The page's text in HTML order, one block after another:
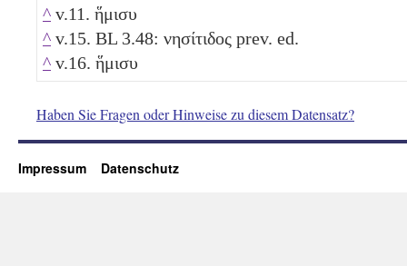
^ v.11. ἥμισυ
^ v.15. BL 3.48: νησίτιδος prev. ed.
^ v.16. ἥμισυ
Haben Sie Fragen oder Hinweise zu diesem Datensatz?
Impressum Datenschutz